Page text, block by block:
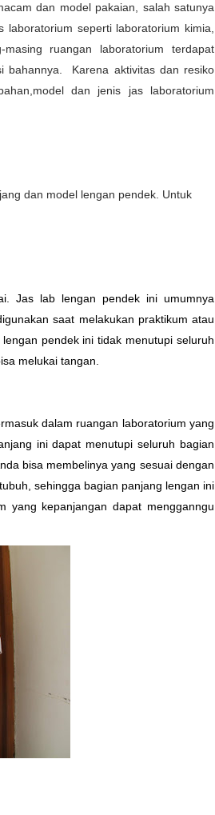
dan model pakaian, salah satunya
seperti laboratorium kimia,
ruangan laboratorium terdapat
bahannya.
Karena aktivitas dan resiko
dan jenis jas laboratorium
dan model lengan pendek. Untuk
Jas lab lengan pendek ini umumnya
saat melakukan praktikum atau
pendek ini tidak menutupi seluruh
melukai tangan.
dalam ruangan laboratorium yang
ini dapat menutupi seluruh bagian
bisa membelinya yang sesuai dengan
sehingga bagian panjang lengan ini
yang kepanjangan dapat mengganngu